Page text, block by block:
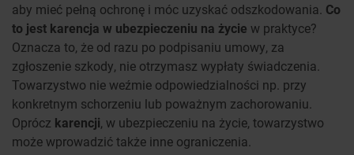
aby mieć pełną ochronę i móc uzyskać odszkodowania. Co
to jest karencja w ubezpieczeniu na życie w praktyce?
Oznacza to, że od razu po podpisaniu umowy, za
zgłoszenie szkody, nie otrzymasz wypłaty świadczenia.
Towarzystwo nie weźmie odpowiedzialności np. przy
konkretnym schorzeniu lub poważnym zachorowaniu.
Oprócz karencji, w ubezpieczeniu na życie, towarzystwo
może wprowadzić także inne ograniczenia.